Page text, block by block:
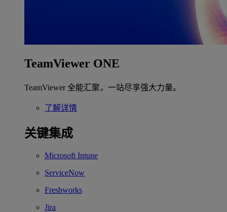
TeamViewer ONE
TeamViewer 全能汇聚，一站尽享强大力量。
了解详情
关键集成
Microsoft Intune
ServiceNow
Freshworks
Jira